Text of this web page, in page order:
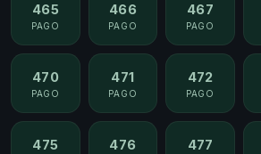
465
PAGO
466
PAGO
467
PAGO
470
PAGO
471
PAGO
472
PAGO
475 476 477